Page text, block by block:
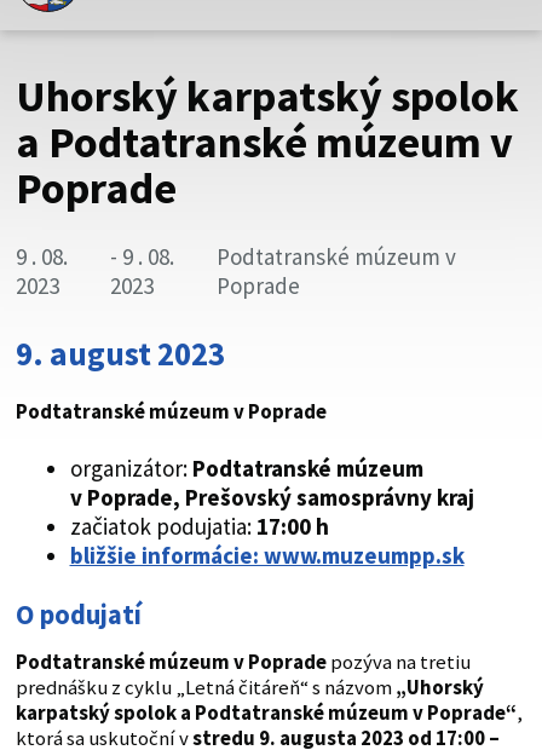
Toto je oficiálna webová stránka Prešovského
Táto stránka je zabezpečená
Buďte pozorní a vždy sa uistite, že zdieľate informácie iba
cez zabezpečenú webovú stránku. Zabezpečená stránka
Uhorský karpatský spolok
a Podtatranské múzeum v
Poprade
9 . 08.
2023
- 9 . 08.
2023
Podtatranské múzeum v
Poprade
9. august 2023
Podtatranské múzeum v Poprade
organizátor: Podtatranské múzeum
v Poprade, Prešovský samosprávny kraj
začiatok podujatia: 17:00 h
bližšie informácie: www.muzeumpp.sk
O podujatí
Podtatranské múzeum v Popradepozýva na tretiu
prednášku z cyklu „Letná čitáreň“ s názvom„Uhorský
karpatský spolok a Podtatranské múzeum v Poprade“,
ktorá sa uskutoční vstredu 9. augusta 2023 od 17:00 –